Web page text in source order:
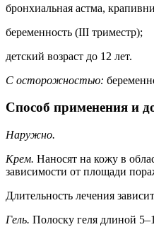
бронхиальная астма,
беременность (III триместр);
детский возраст до 12 лет.
С осторожностью:
Способ применения и
Наружно.
Крем. Наносят на кожу в
зависимости от площади
Длительность лечения
Гель. Полоску геля длиной